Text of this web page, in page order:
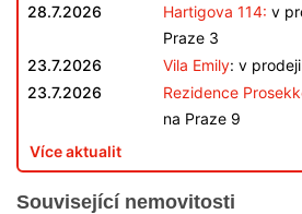
28.7.2026
Hartigova 114: v
Praze 3
23.7.2026
Vila Emily: v
23.7.2026
Rezidence
na Praze 9
Více aktualit
Související nemovitosti